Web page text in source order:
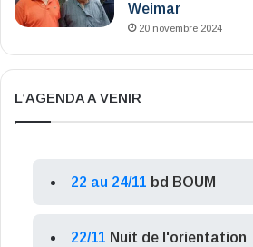
Weimar
20 novembre 2024
L’AGENDA A VENIR
22 au 24/11 bd BOUM
22/11 Nuit de l'orientation